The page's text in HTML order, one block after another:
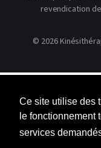
Ce site utilise des
le fonctionnement
services
revendication
© 2026